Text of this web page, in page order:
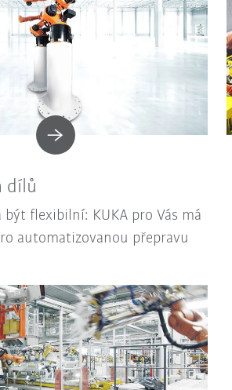
dílů
flexibilní: KUKA pro Vás má
automatizovanou přepravu